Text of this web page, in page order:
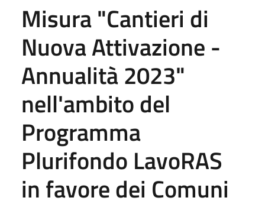
Misura "Cantieri di
Nuova Attivazione -
Annualità 2023"
nell'ambito del
Programma
Plurifondo LavoRAS
in favore dei Comuni